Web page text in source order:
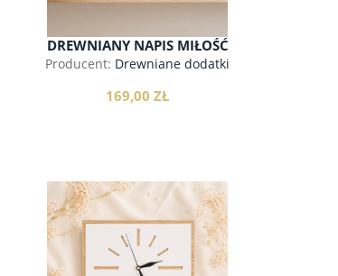
ŁAWKA DO PRZEDPOKOJU Z
LITEGO DREWNA, JESION
749,00 zł
DREWNIANY NAPIS MIŁOŚĆ
Producent: Drewniane dodatki
169,00 ZŁ
do koszyka